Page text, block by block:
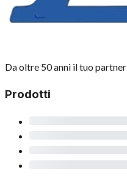
Da oltre 50 anni il tuo
Prodotti